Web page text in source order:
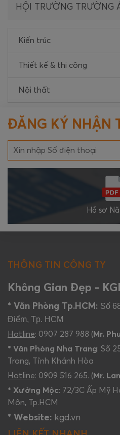
HỘI TRƯỜNG TRƯỜNG
Kiến trúc
Thiết kế & thi công
Nội thất
ĐĂNG KÝ NHẬN
Hồ sơ
THÔNG TIN CÔNG TY
Không Gian Đẹp -
* Văn Phòng Tp.HCM: Số
Điểm, Tp. HCM
Hotline: 0907 287 988 ( Mr.
* Văn Phòng Nha Trang: Số
Trang, Tỉnh Khánh Hòa
Hotline: 0909 516 265. ( Mr.
* Xưởng Mộc: 72/3C Ấp Mỹ
Môn, Tp.HCM
* Website: kgd.vn